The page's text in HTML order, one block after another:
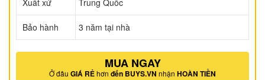
Xuất xứ Trung Quốc
Bảo hành 3 năm tại nhà
MUA NGAY
Ở đâu GIÁ RẺhơn đến BUYS.VN nhận HOÀN TIỀN